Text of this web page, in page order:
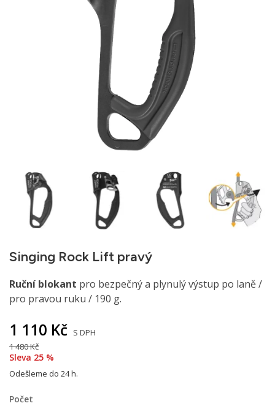
Singing Rock Lift pravý
Ruční blokant pro bezpečný a plynulý výstup po laně /
pro pravou ruku / 190 g.
1 110 Kč S DPH
1 480 Kč
Sleva 25 %
Odešleme do 24 h.
Počet